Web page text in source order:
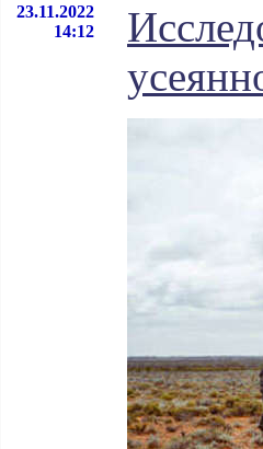
23.11.2022
14:12